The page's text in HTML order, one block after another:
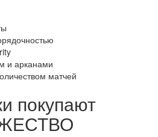
и арканами
матчей
покупают